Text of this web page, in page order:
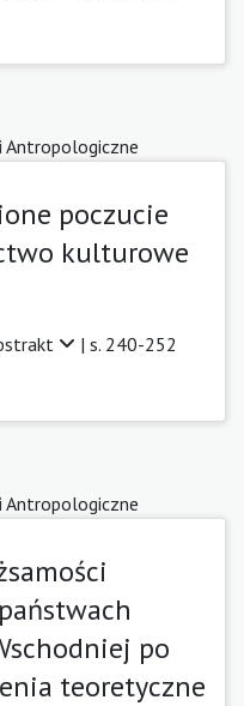
Antropologiczne
poczucie
kulturowe
| s. 240-252
Antropologiczne
po
teoretyczne